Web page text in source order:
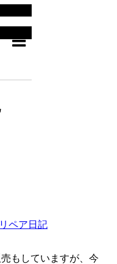
リペア日記
もしていますが、今